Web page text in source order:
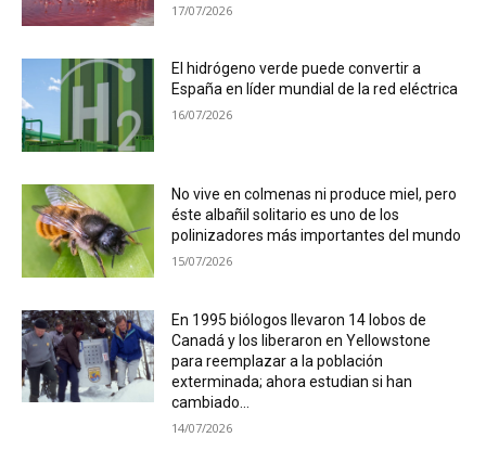
17/07/2026
El hidrógeno verde puede convertir a
España en líder mundial de la red eléctrica
16/07/2026
No vive en colmenas ni produce miel, pero
éste albañil solitario es uno de los
polinizadores más importantes del mundo
15/07/2026
En 1995 biólogos llevaron 14 lobos de
Canadá y los liberaron en Yellowstone
para reemplazar a la población
exterminada; ahora estudian si han
cambiado...
14/07/2026